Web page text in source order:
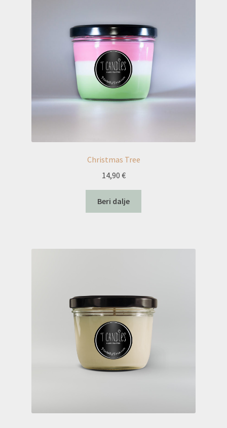
Christmas Tree
14,90 €
Beri dalje